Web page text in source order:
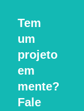
Tem
um
projeto
em
mente?
Fale